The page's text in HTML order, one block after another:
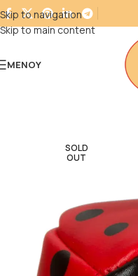
Skip to navigation
Skip to main content
ΜΕΝΟΎ
SOLD
OUT